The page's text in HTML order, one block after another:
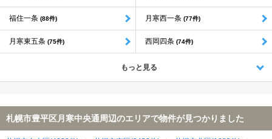
福住一条 (88件) 月寒西一条 (77件)
月寒東五条 (75件) 西岡四条 (74件)
もっと見る
札幌市豊平区月寒中央通周辺のエリアで物件が見つかりました